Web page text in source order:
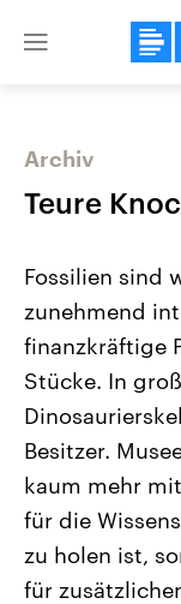
Close
Landtagswahl
Alle Informationen
Sachsen-Anhalt
September 2026
Landtag. Seit 2021
Bundesland von
CDU, SPD und FDP
Umfragen,
Wahlprogramme,
Archiv
Teure
Fossilien sind
zunehmend
finanzkräftige
Stücke. In
Besitzer.
kaum mehr
für die
zu holen ist,
für